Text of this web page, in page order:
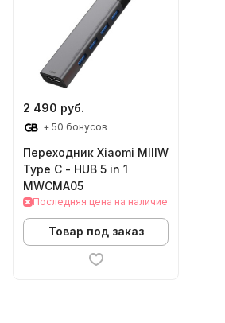
2 490 руб.
+ 50 бонусов
Переходник Xiaomi MIIIW
Type C - HUB 5 in 1
MWCMA05
Последняя цена на наличие
Товар под заказ